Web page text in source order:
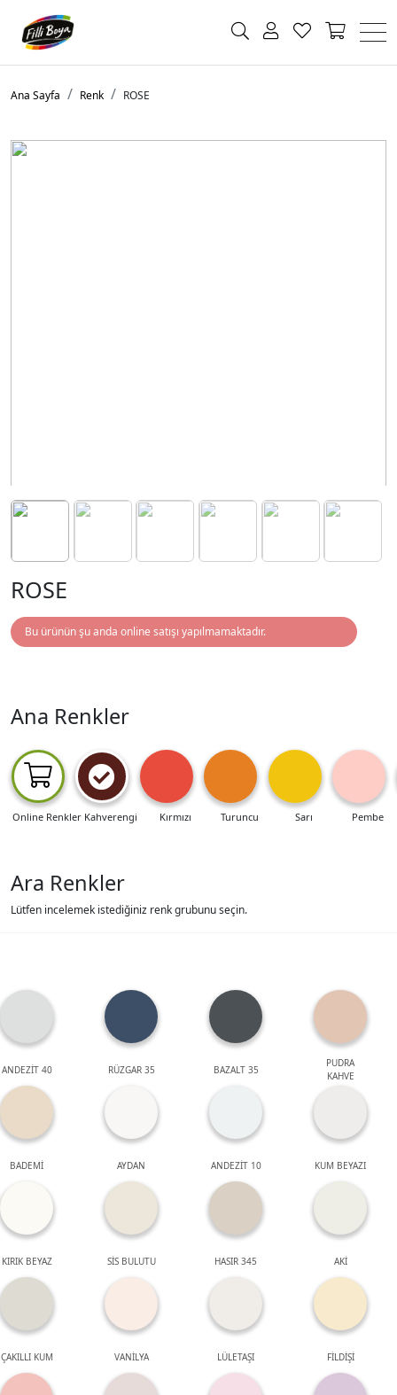
Ana Sayfa Renk ROSE
ROSE
Bu ürünün şu anda online satışı yapılmamaktadır.
Ana Renkler
Online Renkler Kahverengi Kırmızı Turuncu Sarı Pembe
Ara Renkler
Lütfen incelemek istediğiniz renk grubunu seçin.
ANDEZİT 40 RÜZGAR 35 BAZALT 35
PUDRA
KAHVE
BADEMİ AYDAN ANDEZİT 10 KUM BEYAZI
KIRIK BEYAZ SİS BULUTU HASIR 345 AKİ
ÇAKILLI KUM VANİLYA LÜLETAŞI FİLDİŞİ